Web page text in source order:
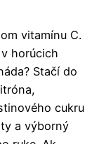
vitamínu C.
horúcich
Stačí do
cukru
a výborný